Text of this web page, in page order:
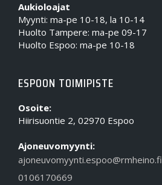
Aukioloajat
Myynti: ma-pe 10-18, la 10-14
Huolto Tampere: ma-pe 09-17
Huolto Espoo: ma-pe 10-18
ESPOON TOIMIPISTE
Osoite:
Hiirisuontie 2, 02970 Espoo
Ajoneuvomyynti:
ajoneuvomyynti.espoo@rmheino.fi
0106170669